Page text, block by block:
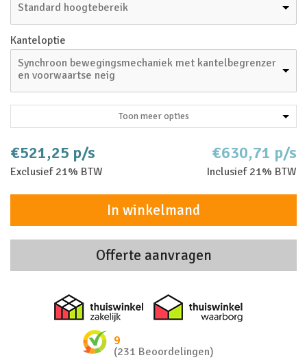
Standard hoogtebereik
Kanteloptie
Synchroon bewegingsmechaniek met kantelbegrenzer
en voorwaartse neig
Toon meer opties
€521,25 p/s
Exclusief 21% BTW
€630,71 p/s
Inclusief 21% BTW
In winkelmand
Offerte aanvragen
Thuiswinkel zakelijk
9
(231 Beoordelingen)